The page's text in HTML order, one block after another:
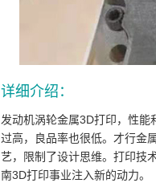
详细介绍：
发动机涡轮金属3D打印，性
过高，良品率也很低。才行金
艺，限制了设计思维。打印技
南3D打印事业注入新的动力。